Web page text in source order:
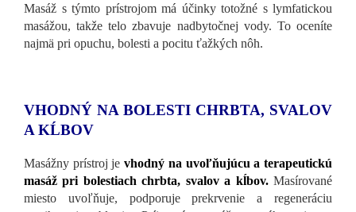
Masáž s týmto prístrojom má účinky totožné s lymfatickou
masážou, takže telo zbavuje nadbytočnej vody. To oceníte
najmä pri opuchu, bolesti a pocitu ťažkých nôh.
VHODNÝ NA BOLESTI CHRBTA, SVALOV
A KĹBOV
Masážny prístroj jevhodný na uvoľňujúcu a terapeutickú
masážpri bolestiach chrbta, svalov a kĺbov.Masírované
miesto uvoľňuje, podporuje prekrvenie a regeneráciu